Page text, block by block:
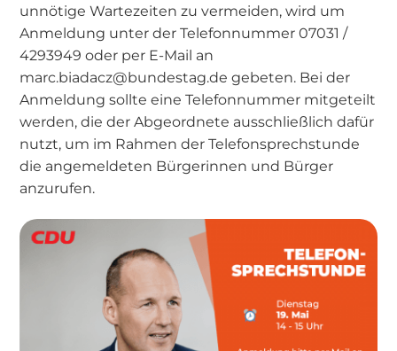
unnötige Wartezeiten zu vermeiden, wird um
Anmeldung unter der Telefonnummer 07031 /
4293949 oder per E-Mail an
marc.biadacz@bundestag.de gebeten. Bei der
Anmeldung sollte eine Telefonnummer mitgeteilt
werden, die der Abgeordnete ausschließlich dafür
nutzt, um im Rahmen der Telefonsprechstunde
die angemeldeten Bürgerinnen und Bürger
anzurufen.